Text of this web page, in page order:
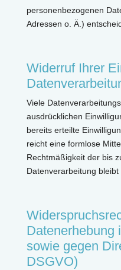
personenbezogenen
Adressen o. Ä.)
Widerruf Ihrer
Viele
ausdrücklichen
bereits erteilte
reicht eine formlose
Rechtmäßigkeit der bis
Datenverarbeitung
Datenerhebung
sowie gegen
DSGVO)